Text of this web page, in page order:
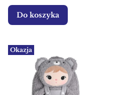
Do koszyka
Okazja